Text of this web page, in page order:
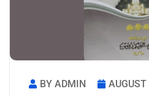
BY ADMIN